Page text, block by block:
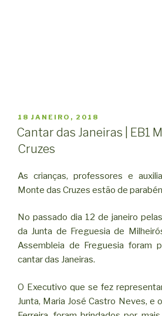
PUBLICADO
EM
18 JANEIRO, 2018
Cantar das Janeiras | EB1
Cruzes
As crianças, professores e
Monte das Cruzes estão de
No passado dia 12 de janeiro
da Junta de Freguesia de
Assembleia de Freguesia foram
cantar das Janeiras.
O Executivo que se fez
Junta, Maria José Castro Neves, e